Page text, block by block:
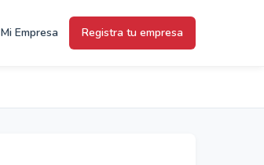
Mi Empresa Registra tu empresa